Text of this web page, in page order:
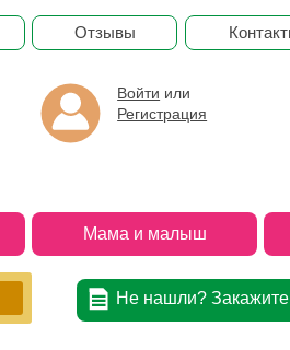
Отзывы
Войти или
Регистрация
Мама и малыш
Не нашли?